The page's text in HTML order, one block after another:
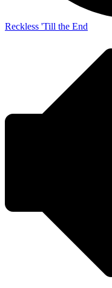
Reckless 'Till the End